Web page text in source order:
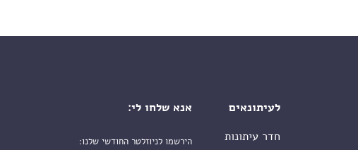
לעיתונאים
חדר עיתונות
אנא שלחו לי:
הירשמו לניוזלטר החודשי שלנו: